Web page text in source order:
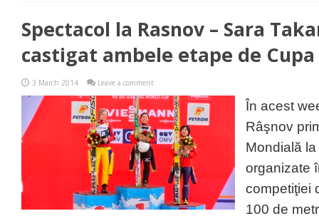
Spectacol la Rasnov – Sara
castigat ambele etape de
3 March 2014 Leave a comment
În acest
Râşnov
Mondială
organizate
competiţiei
100 de